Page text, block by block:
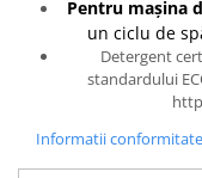
Pentru mașina
un ciclu de
Detergent
standardului
Informatii